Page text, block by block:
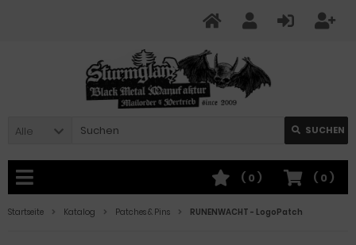
Alle SUCHEN
( 0 )
( 0 )
Startseite Katalog Patches & Pins RUNENWACHT - LogoPatch